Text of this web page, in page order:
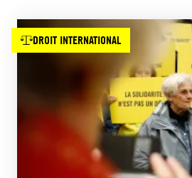
DROIT INTERNATIONAL